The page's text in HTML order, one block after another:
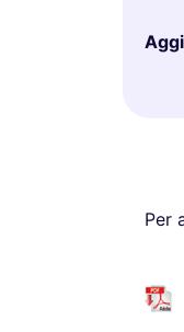
Per